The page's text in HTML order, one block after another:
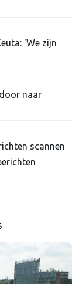
'We zijn
naar
scannen